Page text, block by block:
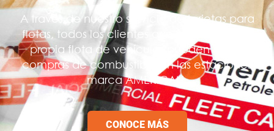
A través de nuestro servicio de tarjetas para
flotas, todos los clientes que administren su
propia flota de vehículos pueden hacer
compras de combustible en las estaciones
marca AMERICAN.
CONOCE MÁS